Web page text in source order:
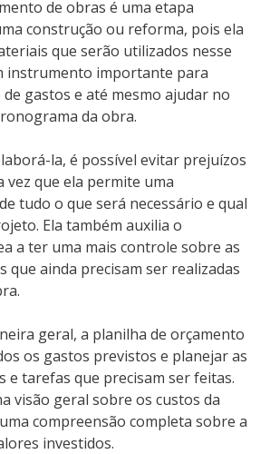
de obras é uma etapa
construção ou reforma, pois ela
que serão utilizados nesse
instrumento importante para
gastos e até mesmo ajudar no
da obra.
la, é possível evitar prejuízos
vez que ela permite uma
tudo o que será necessário e qual
Ela também auxilia o
a ter uma mais controle sobre as
que ainda precisam ser realizadas
geral, a planilha de orçamento
os gastos previstos e planejar as
e tarefas que precisam ser feitas.
visão geral sobre os custos da
compreensão completa sobre a
investidos.